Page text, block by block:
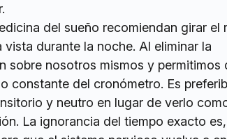
del sueño recomiendan girar el
durante la noche. Al eliminar la
sobre nosotros mismos y permitimos
constante del cronómetro. Es
y neutro en lugar de verlo
La ignorancia del tiempo exacto